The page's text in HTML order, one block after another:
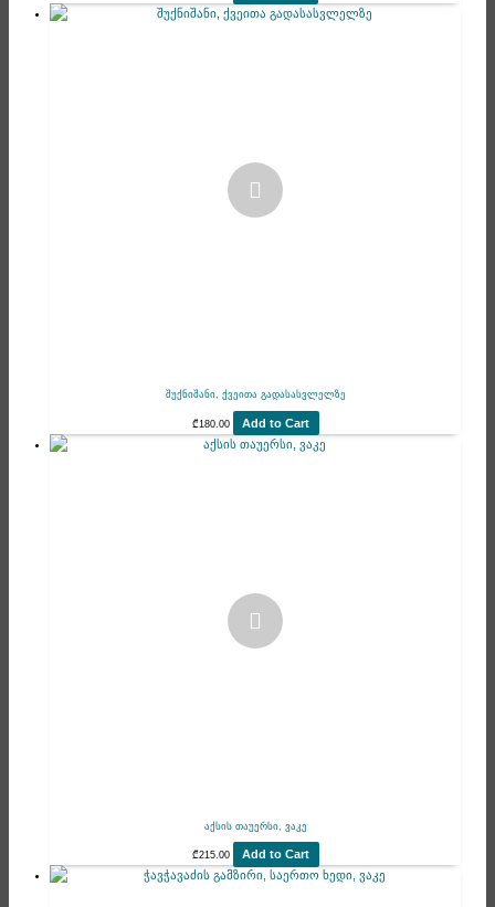
შუქნიშანი, ქვეითა გადასასვლელზე
₾180.00 Add to Cart
აქსის თაუერსი, ვაკე
₾215.00 Add to Cart